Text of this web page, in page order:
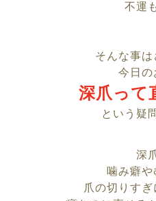
不運
そんな事は
今日の
深爪って
という疑
深
噛み癖
爪の切りす